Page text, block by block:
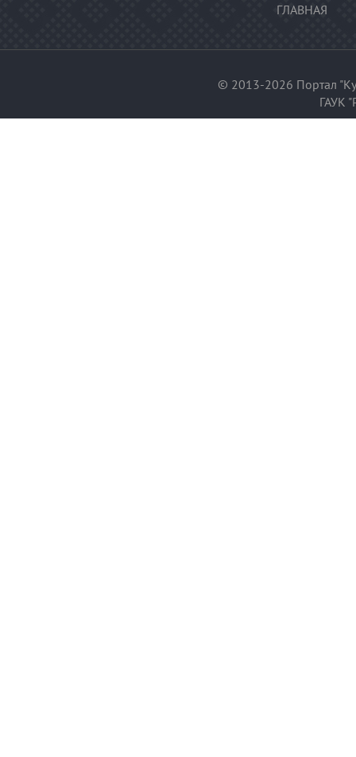
ГЛАВНАЯ
© 2013-2026 Портал
ГАУК